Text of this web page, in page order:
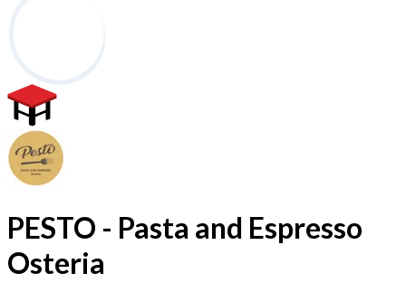
PESTO - Pasta and Espresso
Osteria